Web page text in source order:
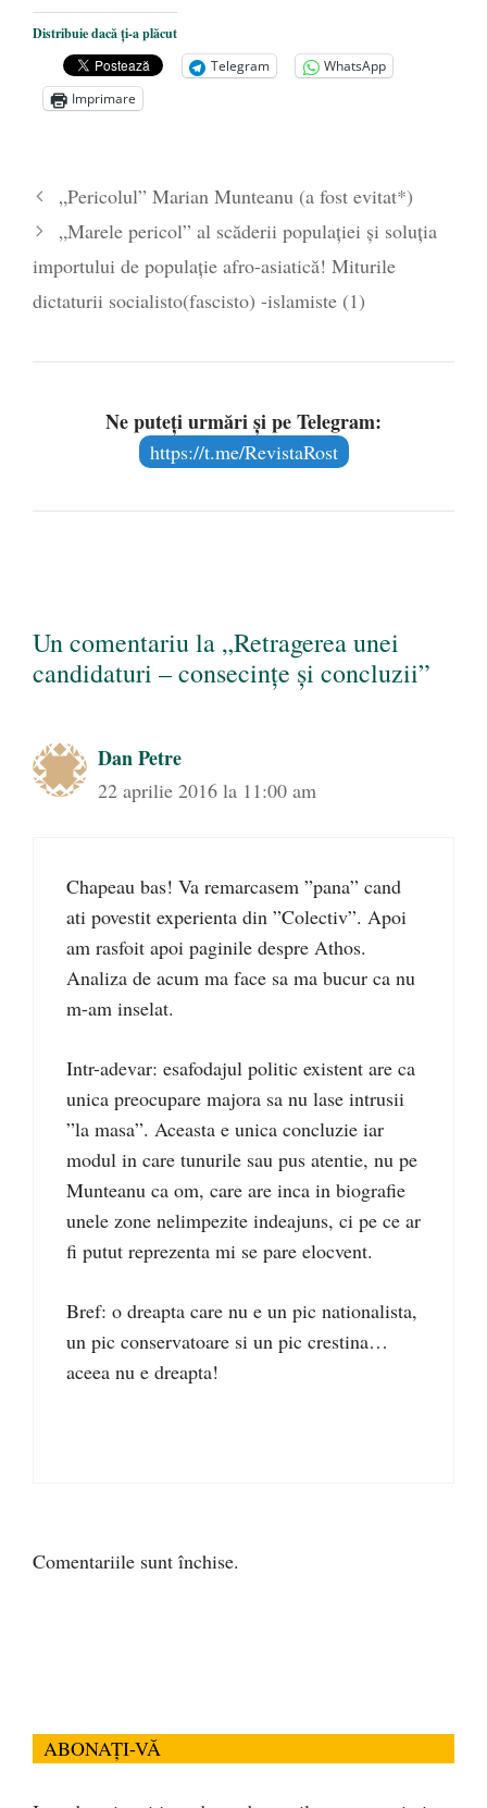
Despre rock şi propagandă sau Nu tot ce
zboară se mănâncă - 19 iunie 2020
„Arest” – încercare de cronică - 29
octombrie 2019
august 2018
Distribuie dacă ți-a plăcut
Telegram
WhatsApp
Imprimare
„Pericolul” Marian Munteanu (a fost evitat*)
„Marele pericol” al scăderii populaţiei şi soluţia
importului de populaţie afro-asiatică! Miturile
dictaturii socialisto(fascisto) -islamiste (1)
Ne puteți urmări și pe Telegram:
https://t.me/RevistaRost
Un comentariu la „Retragerea unei
candidaturi – consecinţe şi concluzii”
Dan Petre
22 aprilie 2016 la 11:00 am
Chapeau bas! Va remarcasem ”pana” cand
ati povestit experienta din ”Colectiv”. Apoi
am rasfoit apoi paginile despre Athos.
Analiza de acum ma face sa ma bucur ca nu
m-am inselat.
Intr-adevar: esafodajul politic existent are ca
unica preocupare majora sa nu lase intrusii
”la masa”. Aceasta e unica concluzie iar
modul in care tunurile sau pus atentie, nu pe
Munteanu ca om, care are inca in biografie
unele zone nelimpezite indeajuns, ci pe ce ar
fi putut reprezenta mi se pare elocvent.
Bref: o dreapta care nu e un pic nationalista,
un pic conservatoare si un pic crestina…
aceea nu e dreapta!
Comentariile sunt închise.
ABONAȚI-VĂ